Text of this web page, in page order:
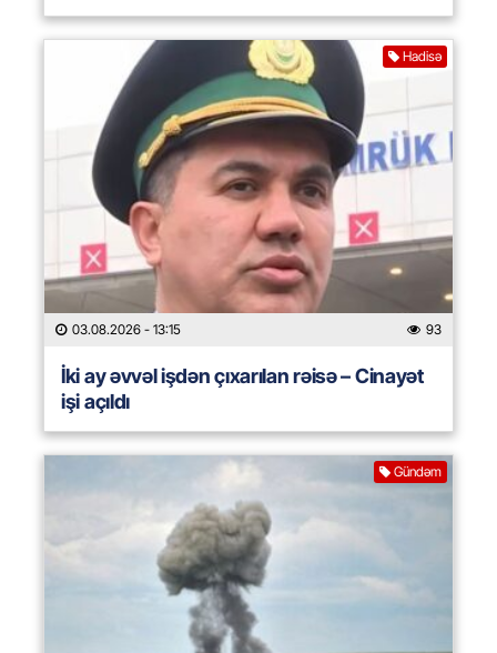
Hadisə
03.08.2026 - 13:15 93
İki ay əvvəl işdən çıxarılan rəisə – Cinayət
işi açıldı
Gündəm